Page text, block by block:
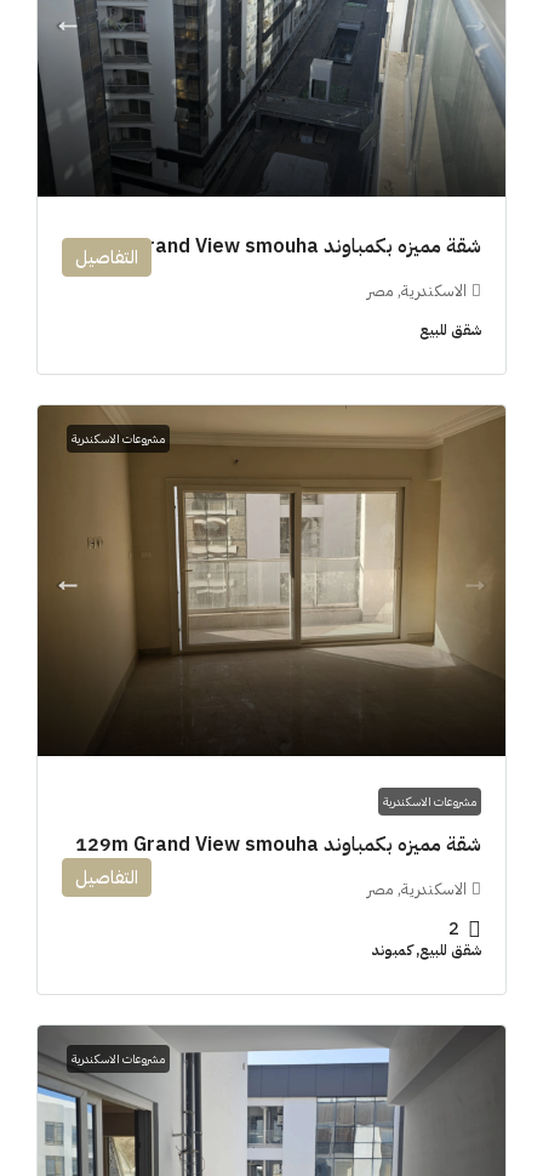
شقة مميزه بكمباوند 194m Grand View smouha
الاسكندرية, مصر
شقق للبيع
التفاصيل
مشروعات الاسكندرية
مشروعات الاسكندرية
شقة مميزه بكمباوند 129m Grand View smouha
الاسكندرية, مصر
2
شقق للبيع, كمبوند
التفاصيل
مشروعات الاسكندرية